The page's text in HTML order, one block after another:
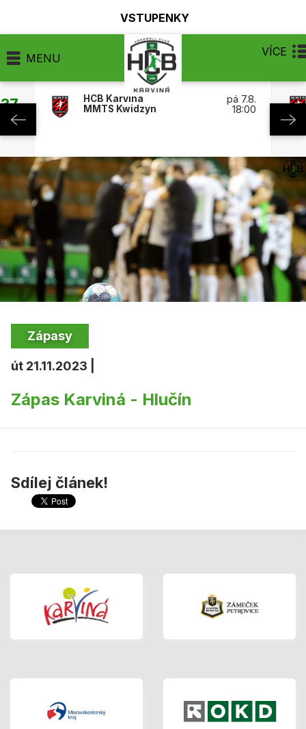
VSTUPENKY
MENU VÍCE
HCB Karviná
MMTS Kwidzyn
pá 7.8.
18:00
Zápasy
út 21.11.2023 |
Zápas Karviná - Hlučín
Sdílej článek!